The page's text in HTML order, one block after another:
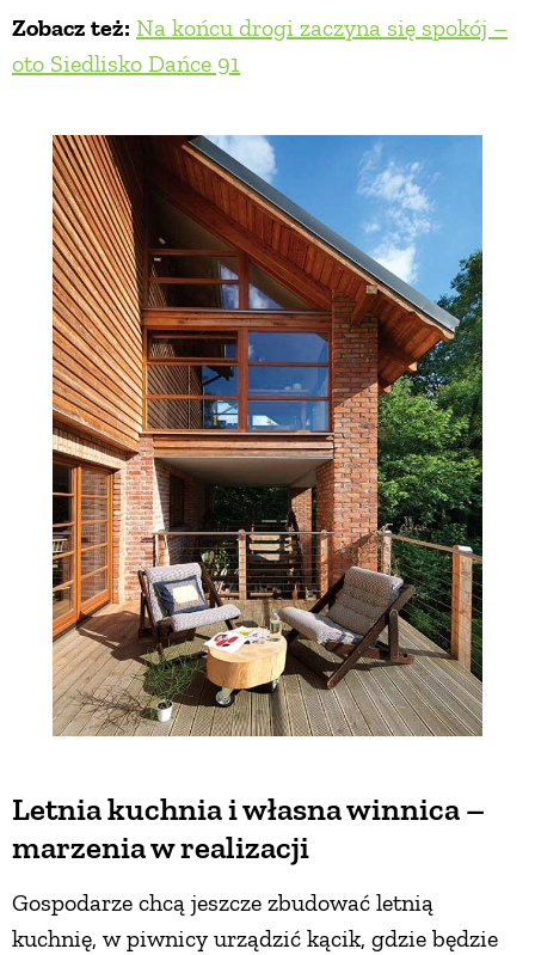
Zobacz też: Na końcu drogi zaczyna się spokój –
oto Siedlisko Dańce 91
Letnia kuchnia i własna winnica –
marzenia w realizacji
Gospodarze chcą jeszcze zbudować letnią
kuchnię, w piwnicy urządzić kącik, gdzie będzie